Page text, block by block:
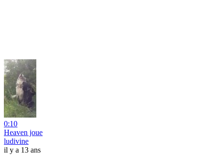
0:10
Heaven joue
ludivine
il y a 13 ans